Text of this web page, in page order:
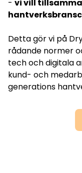
- vi vill
Detta gör vi på
rådande normer
tech och digitala
kund- och
generations